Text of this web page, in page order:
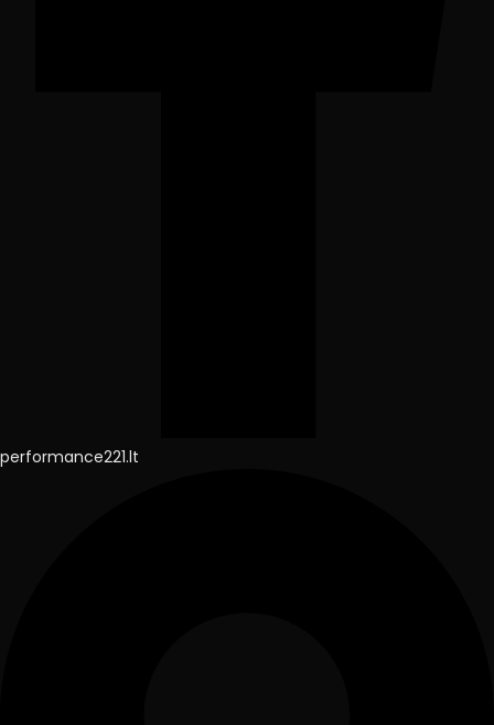
performance221.lt